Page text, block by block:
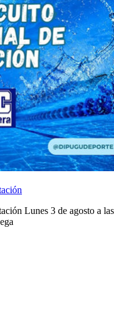
Lunes 3 de agosto a las